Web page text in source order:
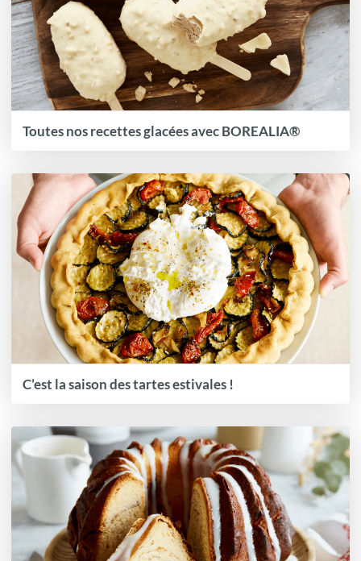
Toutes nos recettes glacées avec BOREALIA®
C’est la saison des tartes estivales !